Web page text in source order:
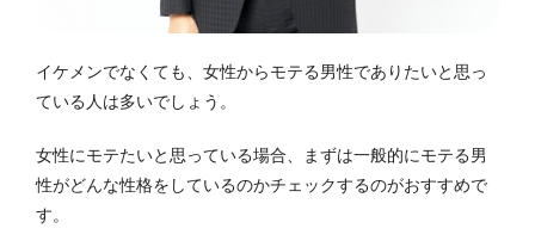
イケメンでなくても、女性からモテる男性でありたいと思っ
ている人は多いでしょう。
女性にモテたいと思っている場合、まずは一般的にモテる男
性がどんな性格をしているのかチェックするのがおすすめで
す。